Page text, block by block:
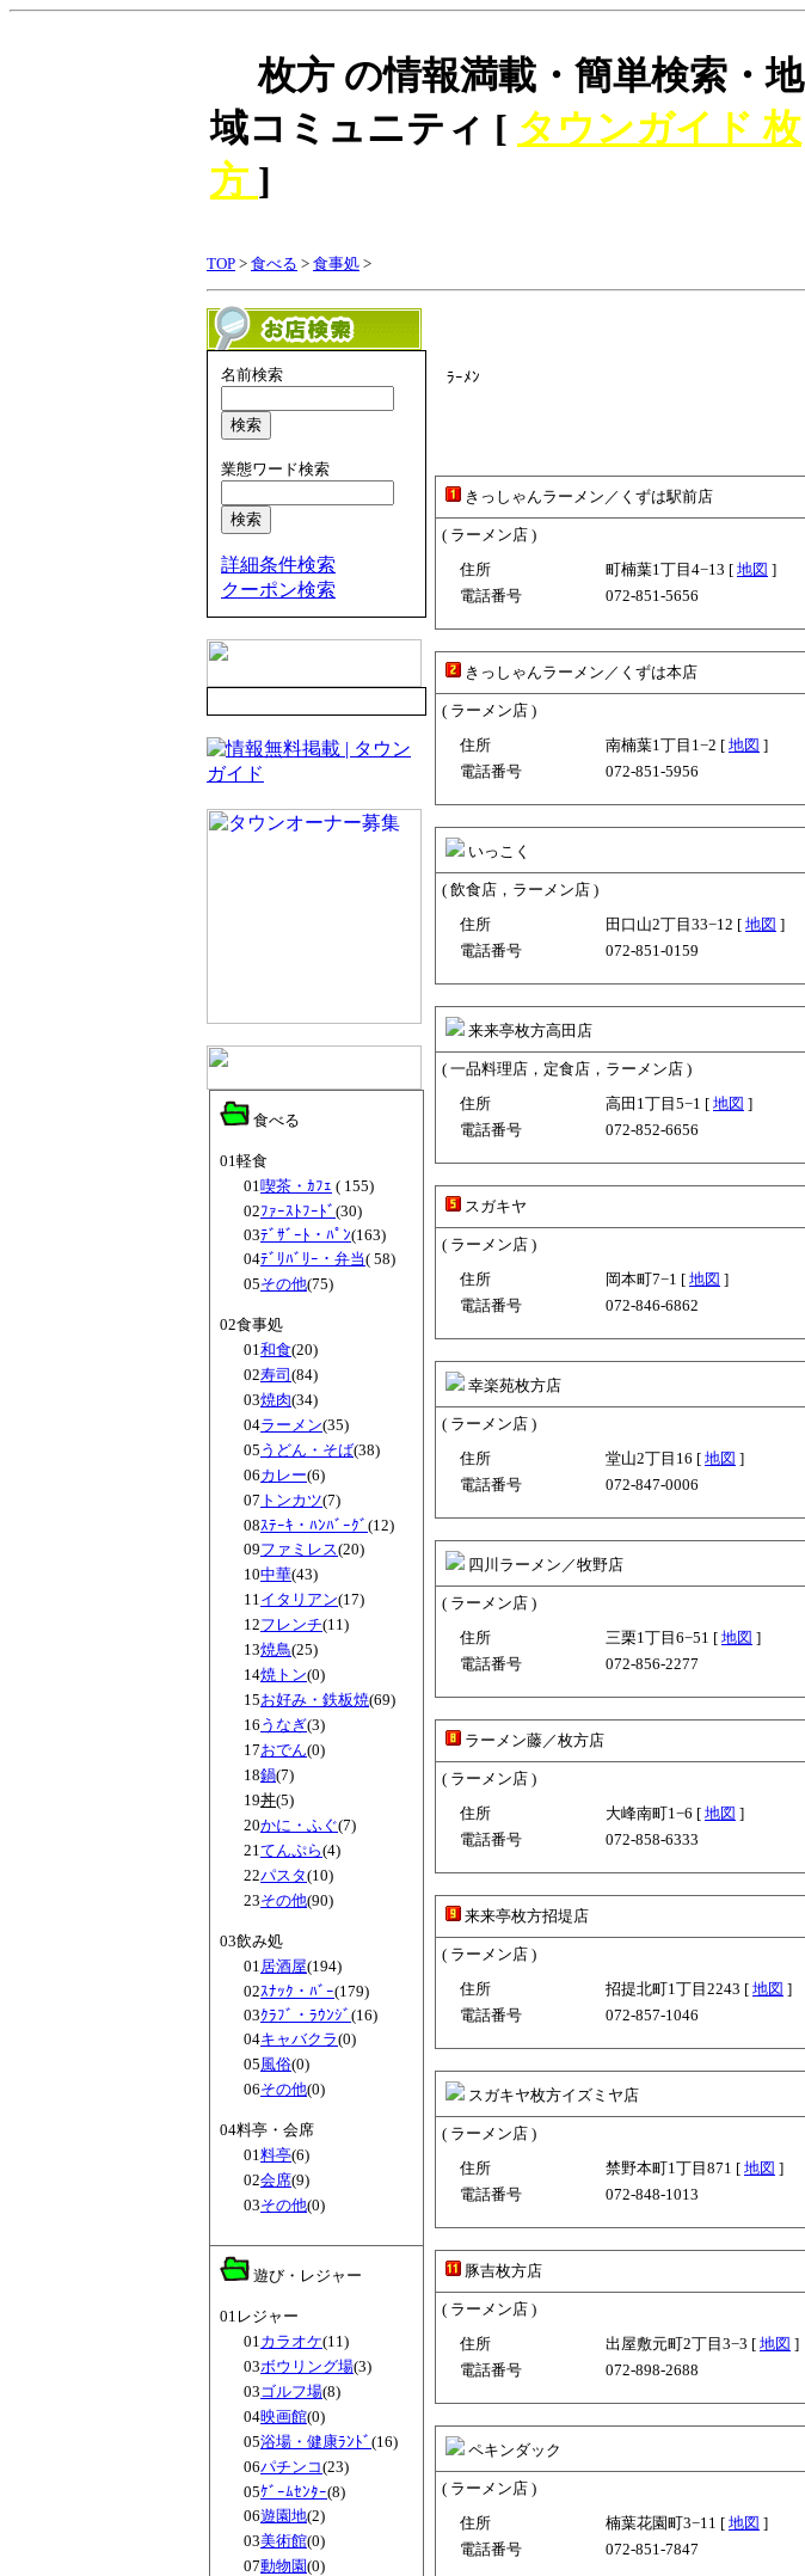
枚方 の情報満載・簡単検索・地
域コミュニティ [ タウンガイド 枚
方 ]
TOP > 食べる > 食事処 >
名前検索
業態ワード検索
詳細条件検索
クーポン検索
食べる
01軽食
01喫茶・ｶﾌｪ ( 155)
02ﾌｧｰｽﾄﾌｰﾄﾞ (30)
03ﾃﾞｻﾞｰﾄ・ﾊﾟﾝ(163)
04ﾃﾞﾘﾊﾞﾘｰ・弁当( 58)
05その他(75)
02食事処
01和食(20)
02寿司 (84)
03焼肉(34)
04ラーメン(35)
05 うどん・そば(38)
06カレー(6)
07 トンカツ(7)
08ｽﾃｰｷ・ﾊﾝﾊﾞｰｸﾞ (12)
09ファミレス(20)
10中華(43)
11イタリアン(17)
12フレンチ(11)
13焼鳥(25)
14焼トン(0)
15お好み・鉄板焼(69)
16 うなぎ(3)
17おでん(0)
18鍋(7)
19丼(5)
20かに・ふぐ(7)
21てんぷら(4)
22パスタ(10)
23その他(90)
03飲み処
01居酒屋(194)
02ｽﾅｯｸ・ﾊﾞｰ(179)
03ｸﾗﾌﾞ・ﾗｳﾝｼﾞ (16)
04キャバクラ(0)
05風俗(0)
06その他(0)
04料亭・会席
01料亭(6)
02会席(9)
03その他(0)
遊び・レジャー
01レジャー
01カラオケ(11)
03ボウリング場(3)
03ゴルフ場(8)
04映画館(0)
05浴場・健康ﾗﾝﾄﾞ (16)
06パチンコ(23)
05ｹﾞｰﾑｾﾝﾀｰ(8)
06遊園地(2)
03美術館(0)
07動物園(0)
ﾗｰﾒﾝ
きっしゃんラーメン／くずは駅前店
( ラーメン店 )
住所
町楠葉1丁目4−13 [ 地図 ]
電話番号
072-851-5656
きっしゃんラーメン／くずは本店
( ラーメン店 )
住所
南楠葉1丁目1−2 [ 地図 ]
電話番号
072-851-5956
いっこく
( 飲食店，ラーメン店 )
住所
田口山2丁目33−12 [ 地図 ]
電話番号
072-851-0159
来来亭枚方高田店
( 一品料理店，定食店，ラーメン店 )
住所
高田1丁目5−1 [ 地図 ]
電話番号
072-852-6656
スガキヤ
( ラーメン店 )
住所
岡本町7−1 [ 地図 ]
電話番号
072-846-6862
幸楽苑枚方店
( ラーメン店 )
住所
堂山2丁目16 [ 地図 ]
電話番号
072-847-0006
四川ラーメン／牧野店
( ラーメン店 )
住所
三栗1丁目6−51 [ 地図 ]
電話番号
072-856-2277
ラーメン藤／枚方店
( ラーメン店 )
住所
大峰南町1−6 [ 地図 ]
電話番号
072-858-6333
来来亭枚方招堤店
( ラーメン店 )
住所
招提北町1丁目2243 [ 地図 ]
電話番号
072-857-1046
スガキヤ枚方イズミヤ店
( ラーメン店 )
住所
禁野本町1丁目871 [ 地図 ]
電話番号
072-848-1013
豚吉枚方店
( ラーメン店 )
住所
出屋敷元町2丁目3−3 [ 地図 ]
電話番号
072-898-2688
ペキンダック
( ラーメン店 )
住所
楠葉花園町3−11 [ 地図 ]
電話番号
072-851-7847